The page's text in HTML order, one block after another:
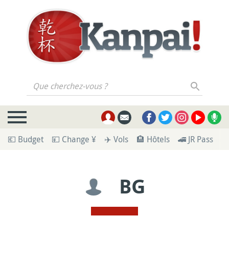
Que cherchez-vous ?
💶 Budget 💴 Change ¥ ✈️ Vols 🏨 Hôtels 🚄 JR Pass
BG